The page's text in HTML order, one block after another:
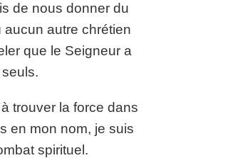
de nous donner du
autre chrétien
que le Seigneur a
trouver la force dans
en mon nom, je suis
spirituel.